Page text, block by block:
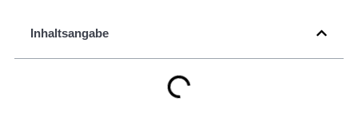
Inhaltsangabe